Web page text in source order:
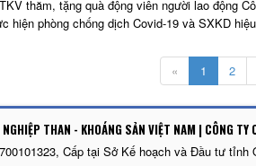
thăm, tặng quà động viên người lao động
hiện phòng chống dịch Covid-19 và SXKD
« 1 2
THAN - KHOÁNG SẢN VIỆT NAM | CÔNG
Cấp tại Sở Kế hoạch và Đầu tư tỉnh